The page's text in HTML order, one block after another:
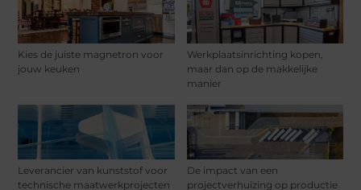
Kies de juiste magnetron voor
jouw keuken
Werkplaatsinrichting kopen,
maar dan op de makkelijke
manier
Leverancier van kunststof voor
technische maatwerkprojecten
De impact van een
projectverhuizing op productie